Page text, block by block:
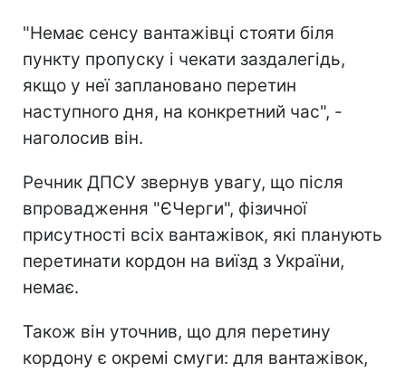
"Немає сенсу вантажівці стояти біля
пункту пропуску і чекати заздалегідь,
якщо у неї заплановано перетин
наступного дня, на конкретний час", -
наголосив він.
Речник ДПСУ звернув увагу, що після
впровадження "ЄЧерги", фізичної
присутності всіх вантажівок, які планують
перетинати кордон на виїзд з України,
немає.
Також він уточнив, що для перетину
кордону є окремі смуги: для вантажівок,